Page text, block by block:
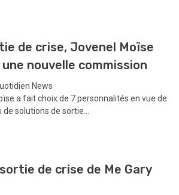
de crise, Jovenel Moïse
nouvelle commission
News
a fait choix de 7 personnalités en vue de
solutions de sortie...
de crise de Me Gary